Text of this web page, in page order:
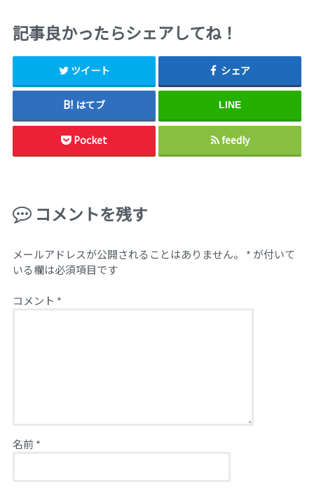
記事良かったらシェアしてね！
ツイート シェア
はてブ LINE
Pocket feedly
コメントを残す
メールアドレスが公開されることはありません。 * が付いて
いる欄は必須項目です
コメント *
名前*